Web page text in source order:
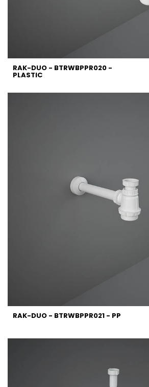
RAK-DUO - BTRWBPPR020 -
PLASTIC
RAK-DUO - BTRWBPPR021 - PP